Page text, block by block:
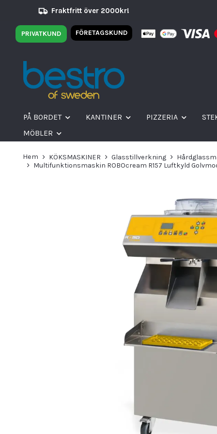
Fraktfritt över 2000kr!
PRIVATKUND FÖRETAGSKUND
PÅ BORDET KANTINER PIZZERIA
MÖBLER
Hem KÖKSMASKINER Glasstillverkning
Multifunktionsmaskin ROBOcream R157 Luftkyld